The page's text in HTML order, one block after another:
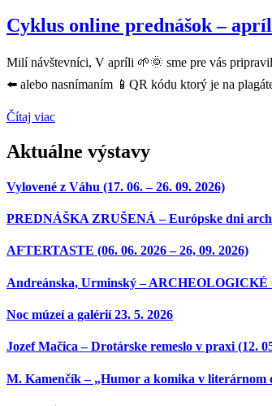
Cyklus online prednášok – apríl
Milí návštevníci, V apríli 🌱🌞 sme pre vás
⬅️ alebo nasnímaním 📱QR kódu ktorý je na
Čítaj viac
Aktuálne výstavy
Vylovené z Váhu (17. 06. – 26. 09. 2026)
PREDNÁŠKA ZRUŠENÁ – Európske dni
AFTERTASTE (06. 06. 2026 – 26, 09. 2026)
Andreánska, Urminský – ARCHEOLOGICKÉ
Noc múzeí a galérií 23. 5. 2026
Jozef Mačica – Drotárske remeslo v praxi (12.
M. Kamenčík – „Humor a komika v literárnom